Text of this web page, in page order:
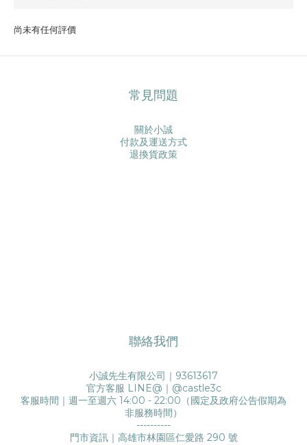
尚未有任何評價
常見問題
關於小誠
付款及運送方式
退換貨政策
聯絡我們
小誠先生有限公司｜93613617
官方客服 LINE@｜ @castle3c
客服時間｜週一至週六 14:00 - 22:00（國定及政府公告假期為
非服務時間）
----------
門市資訊｜高雄市林園區仁愛路 290 號